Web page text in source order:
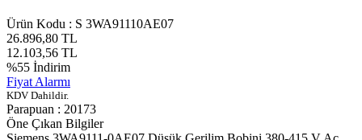
Ürün Kodu : S 3WA91110AE07
26.896,80 TL
12.103,56 TL
%55 İndirim
Fiyat Alarmı
KDV Dahildir.
Parapuan : 20173
Öne Çıkan Bilgiler